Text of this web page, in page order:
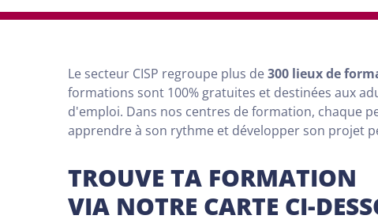
Le secteur CISP regroupe plus de300 lieux de
formations sont 100% gratuites et destinées aux
d'emploi. Dans nos centres de formation, chaque
apprendre à son rythme et développer son projet
TROUVE TA FORMATION
VIA NOTRE CARTE CI-